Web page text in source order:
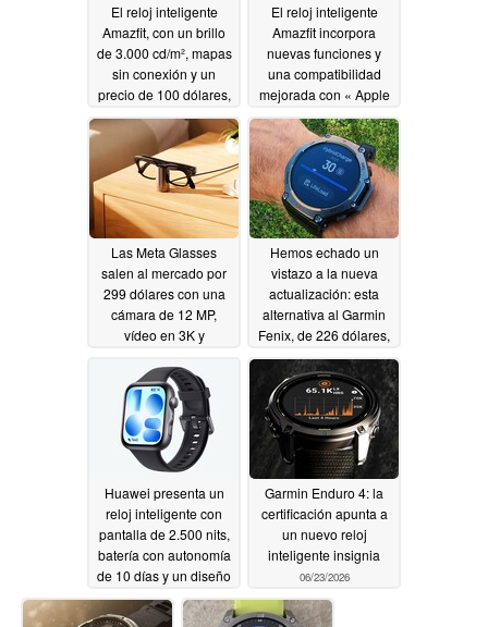
El reloj inteligente
Amazfit, con un brillo
de 3.000 cd/m², mapas
sin conexión y un
precio de 100 dólares,
recibe una
actualización07/05/2026
El reloj inteligente
Amazfit incorpora
nuevas funciones y
una compatibilidad
mejorada con « Apple
» gracias a la última
actualización07/02/2026
Las Meta Glasses
salen al mercado por
299 dólares con una
cámara de 12 MP,
vídeo en 3K y
06/24/2026
Hemos echado un
vistazo a la nueva
actualización: esta
alternativa al Garmin
Fenix, de 226 dólares,
acaba de mejorar aún
más06/24/2026
Huawei presenta un
reloj inteligente con
pantalla de 2.500 nits,
batería con autonomía
de 10 días y un diseño
inspirado en el reloj «
Apple »06/24/2026
Garmin Enduro 4: la
certificación apunta a
un nuevo reloj
inteligente insignia
06/23/2026